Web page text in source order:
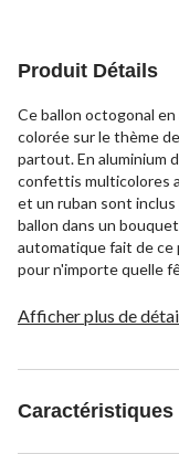
Produit Détails
Ce ballon octogonal
colorée sur le thème
partout. En aluminium
confettis multicolores
et un ruban sont
ballon dans un
automatique fait de ce
pour n'importe quelle
Afficher plus de
Caractéristiques